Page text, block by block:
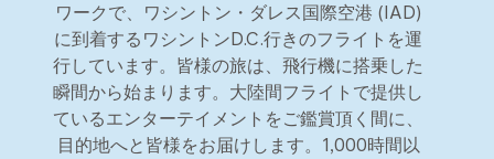
ワークで、ワシントン・ダレス国際空港 (IAD)
に到着するワシントンD.C.行きのフライトを運
行しています。皆様の旅は、飛行機に搭乗した
瞬間から始まります。大陸間フライトで提供し
ているエンターテイメントをご鑑賞頂く間に、
目的地へと皆様をお届けします。1,000時間以